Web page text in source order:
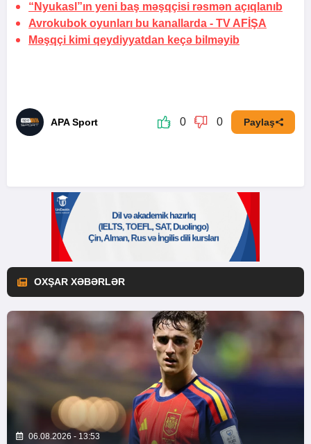
“Nyukasl”ın yeni baş məşqçisi rəsmən açıqlanıb
Avrokubok oyunları bu kanallarda - TV AFİŞA
Məşqçi kimi qeydiyyatdan keçə bilməyib
APA Sport 0 0 Paylaş
OXŞAR XƏBƏRLƏR
06.08.2026 - 13:53